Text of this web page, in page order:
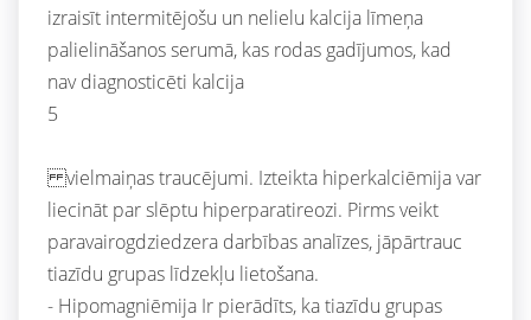
izraisīt intermitējošu un nelielu kalcija līmeņa
palielināšanos serumā, kas rodas gadījumos, kad
nav diagnosticēti kalcija
5
vielmaiņas traucējumi. Izteikta hiperkalciēmija var
liecināt par slēptu hiperparatireozi. Pirms veikt
paravairogdziedzera darbības analīzes, jāpārtrauc
tiazīdu grupas līdzekļu lietošana.
- Hipomagniēmija Ir pierādīts, ka tiazīdu grupas